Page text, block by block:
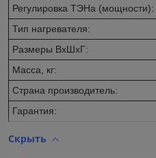
Регулировка ТЭНа (мощности):
Тип нагревателя:
Размеры ВхШхГ:
Масса, кг:
Страна производитель:
Гарантия:
Скрыть